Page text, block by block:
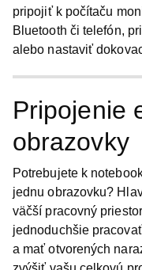
pripojiť k počítaču
Bluetooth či telefón,
alebo nastaviť
Pripojenie
obrazovky
Potrebujete k
jednu obrazovku?
väčší pracovný
jednoduchšie
a mať otvorených